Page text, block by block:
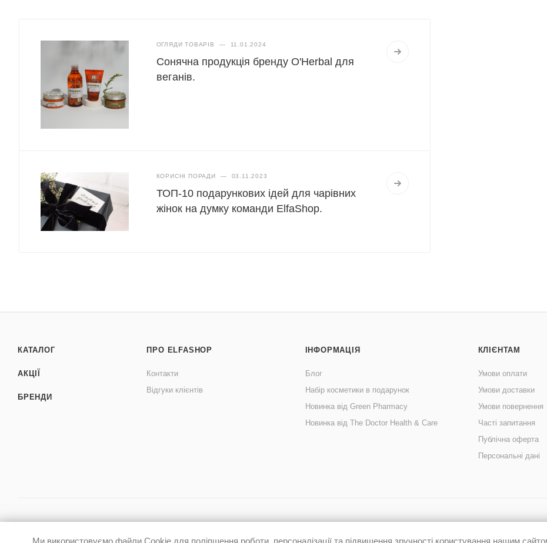
ОГЛЯДИ ТОВАРІВ — 11.01.2024
Сонячна продукція бренду O'Herbal для
веганів.
КОРИСНІ ПОРАДИ — 03.11.2023
ТОП-10 подарункових ідей для чарівних
жінок на думку команди ElfaShop.
КАТАЛОГ
АКЦІЇ
БРЕНДИ
ПРО ELFASHOP
Контакти
Відгуки клієнтів
ІНФОРМАЦІЯ
Блог
Набір косметики в подарунок
Новинка від Green Pharmacy
Новинка від The Doctor Health & Care
КЛІЄНТАМ
Умови оплати
Умови доставки
Умови повернення
Часті запитання
Публічна оферта
Персональні дані
Ми використовуємо файли Cookie для поліпшення роботи, персоналізації та підвищення зручності користування нашим